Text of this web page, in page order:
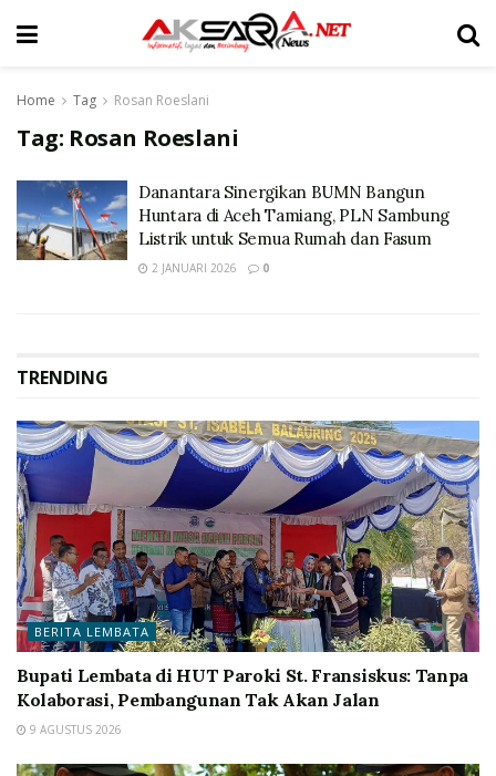
Home Tag Rosan Roeslani
Tag: Rosan Roeslani
Danantara Sinergikan BUMN Bangun
Huntara di Aceh Tamiang, PLN Sambung
Listrik untuk Semua Rumah dan Fasum
2 JANUARI 2026 0
TRENDING
BERITA LEMBATA
Bupati Lembata di HUT Paroki St. Fransiskus: Tanpa
Kolaborasi, Pembangunan Tak Akan Jalan
9 AGUSTUS 2026